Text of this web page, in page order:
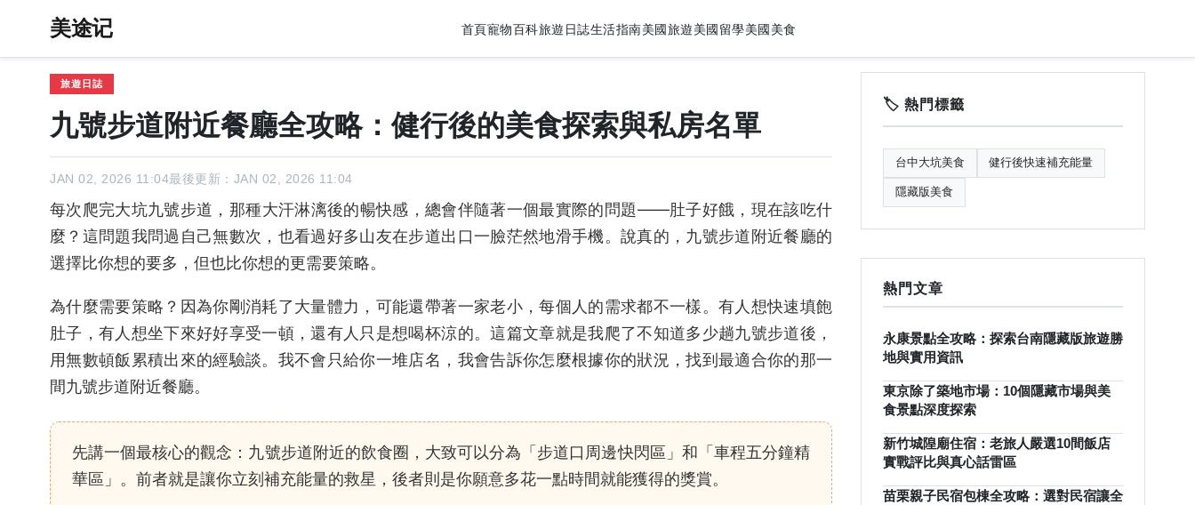
美途记 首頁寵物百科旅遊日誌生活指南美國旅遊美國留學美國美食
旅遊日誌
九號步道附近餐廳全攻略：健行後的美食探索與私房名單
JAN 02, 2026 11:04最後更新：JAN 02, 2026 11:04
每次爬完大坑九號步道，那種大汗淋漓後的暢快感，總會伴隨著一個最實際的問題——肚子好餓，現在該吃什
麼？這問題我問過自己無數次，也看過好多山友在步道出口一臉茫然地滑手機。說真的，九號步道附近餐廳的
選擇比你想的要多，但也比你想的更需要策略。
為什麼需要策略？因為你剛消耗了大量體力，可能還帶著一家老小，每個人的需求都不一樣。有人想快速填飽
肚子，有人想坐下來好好享受一頓，還有人只是想喝杯涼的。這篇文章就是我爬了不知道多少趟九號步道後，
用無數頓飯累積出來的經驗談。我不會只給你一堆店名，我會告訴你怎麼根據你的狀況，找到最適合你的那一
間九號步道附近餐廳。
先講一個最核心的觀念：九號步道附近的飲食圈，大致可以分為「步道口周邊快閃區」和「車程五分鐘精
華區」。前者就是讓你立刻補充能量的救星，後者則是你願意多花一點時間就能獲得的獎賞。
🏷️ 熱門標籤
台中大坑美食 健行後快速補充能量
隱藏版美食
熱門文章
永康景點全攻略：探索台南隱藏版旅遊勝
地與實用資訊
東京除了築地市場：10個隱藏市場與美
食景點深度探索
新竹城隍廟住宿：老旅人嚴選10間飯店
實戰評比與真心話雷區
苗栗親子民宿包棟全攻略：選對民宿讓全